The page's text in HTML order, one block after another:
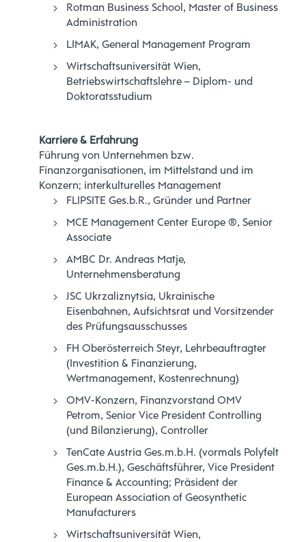
Rotman Business School, Master of Business
Administration
LIMAK, General Management Program
Wirtschaftsuniversität Wien,
Betriebswirtschaftslehre – Diplom- und
Doktoratsstudium
Karriere & Erfahrung
Führung von Unternehmen bzw.
Finanzorganisationen, im Mittelstand und im
Konzern; interkulturelles Management
FLIPSITE Ges.b.R., Gründer und Partner
MCE Management Center Europe ®, Senior
Associate
AMBC Dr. Andreas Matje,
Unternehmensberatung
JSC Ukrzaliznytsia, Ukrainische
Eisenbahnen, Aufsichtsrat und Vorsitzender
des Prüfungsausschusses
FH Oberösterreich Steyr, Lehrbeauftragter
(Investition & Finanzierung,
Wertmanagement, Kostenrechnung)
OMV-Konzern, Finanzvorstand OMV
Petrom, Senior Vice President Controlling
(und Bilanzierung), Controller
TenCate Austria Ges.m.b.H. (vormals Polyfelt
Ges.m.b.H.), Geschäftsführer, Vice President
Finance & Accounting; Präsident der
European Association of Geosynthetic
Manufacturers
Wirtschaftsuniversität Wien,